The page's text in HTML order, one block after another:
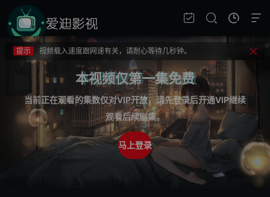
提示
提示
如果无法播放请重新刷新页面，或者切换线路。
提示
视频载入速度跟网速有关，请耐心等待几秒钟。
不要轻易相信视频中的广告，谨防上当受骗!
本视频仅第一集免费
当前正在观看的集数仅对VIP开放，请先登录后开通VIP继续
观看后续剧集。
马上登录